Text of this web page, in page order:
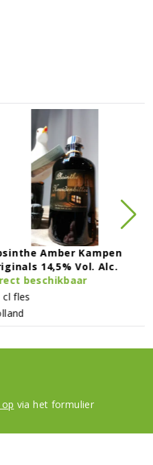
Kampen
Vol. Alc.
Absinthe
Originals
via het formulier